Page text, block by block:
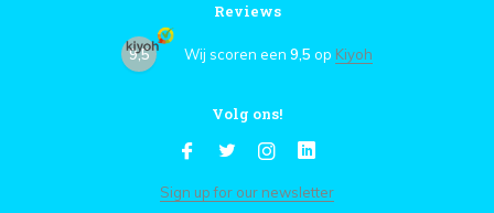
Reviews
9,5 Wij scoren een 9,5 op Kiyoh
Volg ons!
Sign up for our newsletter